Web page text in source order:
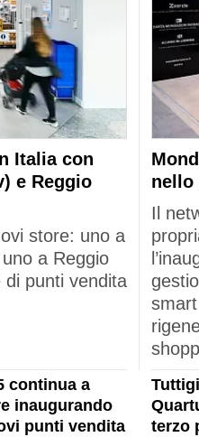
Italia con
e Reggio
store: uno a
a Reggio
punti vendita
nello
Il
continua a
inaugurando
punti vendita
terzo